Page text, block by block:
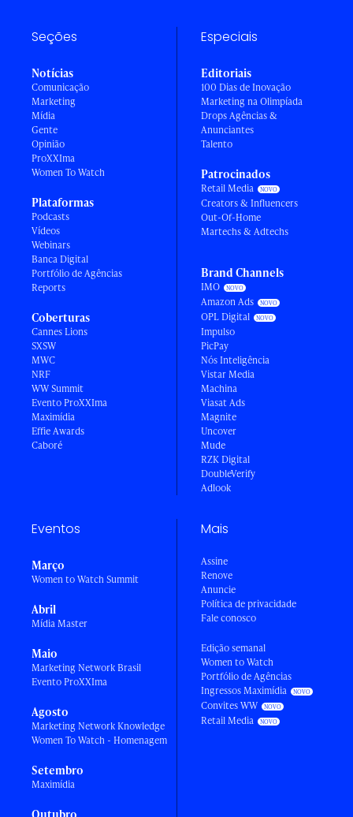
Seções
Notícias
Comunicação
Marketing
Mídia
Gente
Opinião
ProXXIma
Women To Watch
Plataformas
Podcasts
Vídeos
Webinars
Banca Digital
Portfólio de Agências
Reports
Coberturas
Cannes Lions
SXSW
MWC
NRF
WW Summit
Evento ProXXIma
Maximídia
Effie Awards
Caboré
Especiais
Editoriais
100 Dias de Inovação
Marketing na Olimpíada
Drops Agências &
Anunciantes
Talento
Patrocinados
Retail Media
Creators & Influencers
Out-Of-Home
Martechs & Adtechs
Brand Channels
IMO
Amazon Ads
OPL Digital
Impulso
PicPay
Nós Inteligência
Vistar Media
Machina
Viasat Ads
Magnite
Uncover
Mude
RZK Digital
DoubleVerify
Adlook
Eventos
Março
Women to Watch Summit
Abril
Mídia Master
Maio
Marketing Network Brasil
Evento ProXXIma
Agosto
Marketing Network Knowledge
Women To Watch - Homenagem
Setembro
Maximídia
Mais
Assine
Renove
Anuncie
Política de privacidade
Fale conosco
Edição semanal
Women to Watch
Portfólio de Agências
Ingressos Maximídia
Convites WW
Retail Media